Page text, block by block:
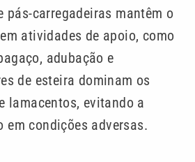
pás-carregadeiras mantêm o
atividades de apoio, como
adubação e
de esteira dominam os
lamacentos, evitando a
em condições adversas.